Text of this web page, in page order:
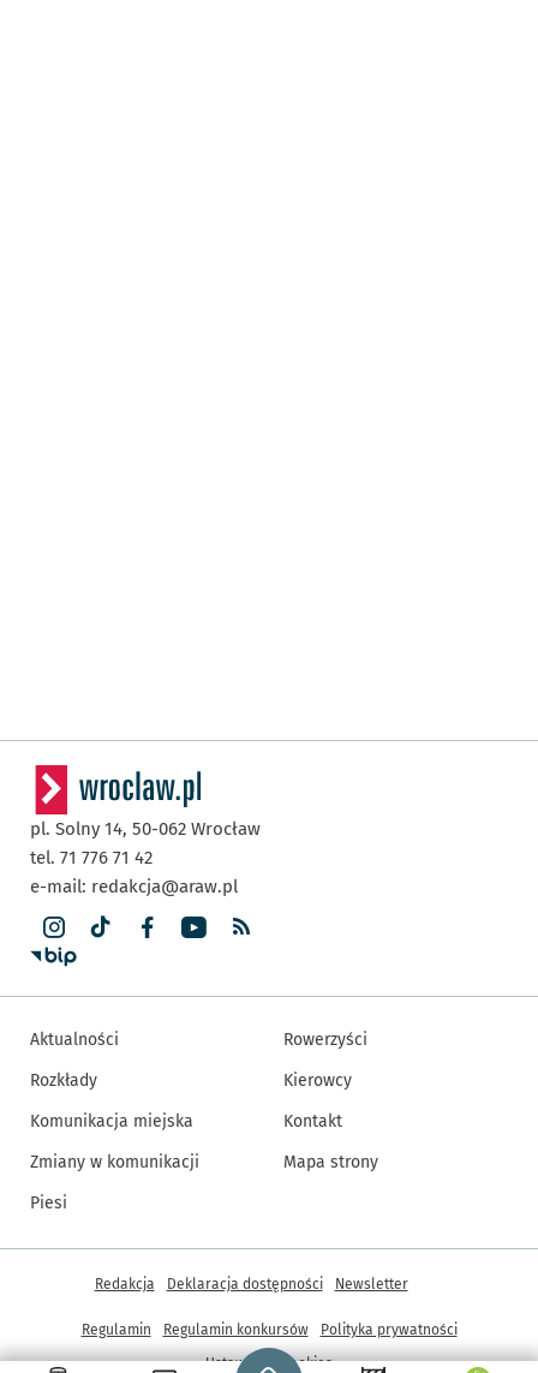
Strona główna - wroclaw.pl
pl. Solny 14, 50-062 Wrocław
tel. 71 776 71 42
e-mail: redakcja@araw.pl
Aktualności
Rozkłady
Komunikacja miejska
Zmiany w komunikacji
Piesi
Rowerzyści
Kierowcy
Kontakt
Mapa strony
Inne informacje
Redakcja Deklaracja dostępności Newsletter
Regulamin Regulamin konkursów
Polityka prywatności
Ustawienia cookies